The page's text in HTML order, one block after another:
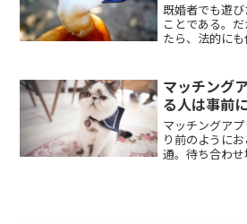
既婚者でも遊
ことである。
たら、法的に
になることは
あることを言
それは違う。
メリット出会
マッチング
る人は事前
マッチングア
り前のように
通。待ち合わ
んなの普通だ
キャン野郎ど